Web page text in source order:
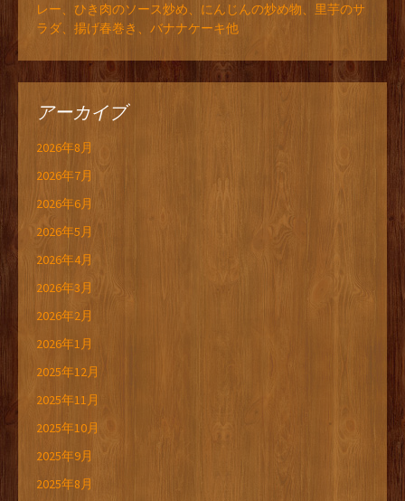
レー、ひき肉のソース炒め、にんじんの炒め物、里芋のサ
ラダ、揚げ春巻き、バナナケーキ他
アーカイブ
2026年8月
2026年7月
2026年6月
2026年5月
2026年4月
2026年3月
2026年2月
2026年1月
2025年12月
2025年11月
2025年10月
2025年9月
2025年8月